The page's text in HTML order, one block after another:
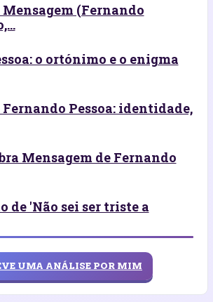
(Fernando
o ortónimo e o enigma
Pessoa: identidade,
Mensagem de Fernando
de 'Não sei ser triste a
UMA ANÁLISE POR MIM